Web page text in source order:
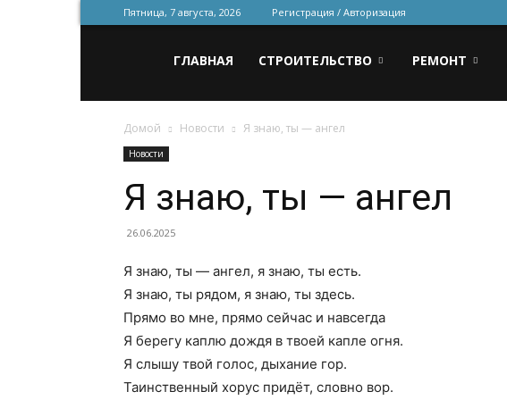
Пятница, 7 августа, 2026 Регистрация / Авторизация
для
строительства
и
ремонта
ГЛАВНАЯ СТРОИТЕЛЬСТВО РЕМОНТ
Домой Новости Я знаю, ты — ангел
Новости
Я знаю, ты — ангел
26.06.2025
Я знаю, ты — ангел, я знаю, ты есть.
Я знаю, ты рядом, я знаю, ты здесь.
Прямо во мне, прямо сейчас и навсегда
Я берегу каплю дождя в твоей капле огня.
Я слышу твой голос, дыхание гор.
Таинственный хорус придёт, словно вор.